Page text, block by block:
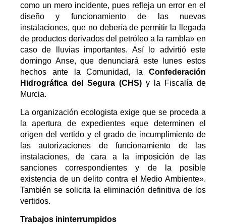
como un mero incidente, pues refleja un error en el
diseño y funcionamiento de las nuevas
instalaciones, que no debería de permitir la llegada
de productos derivados del petróleo a la rambla» en
caso de lluvias importantes. Así lo advirtió este
domingo Anse, que denunciará este lunes estos
hechos ante la Comunidad, la Confederación
Hidrográfica del Segura (CHS) y la Fiscalía de
Murcia.
La organización ecologista exige que se proceda a
la apertura de expedientes «que determinen el
origen del vertido y el grado de incumplimiento de
las autorizaciones de funcionamiento de las
instalaciones, de cara a la imposición de las
sanciones correspondientes y de la posible
existencia de un delito contra el Medio Ambiente».
También se solicita la eliminación definitiva de los
vertidos.
Trabajos ininterrumpidos